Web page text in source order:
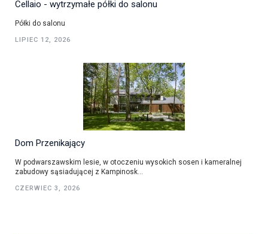
Cellaio - wytrzymałe półki do salonu
Półki do salonu
LIPIEC 12, 2026
Dom Przenikający
W podwarszawskim lesie, w otoczeniu wysokich sosen i kameralnej
zabudowy sąsiadującej z Kampinosk...
CZERWIEC 3, 2026